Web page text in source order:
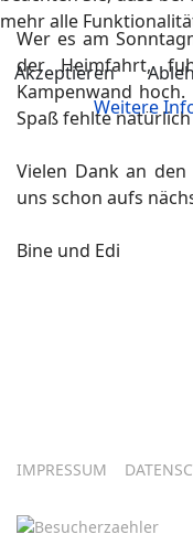
Wer es am
der Heimfahrt,
Kampenwand
Spaß fehlte
Vielen Dank an
uns schon aufs
Bine und Edi
IMPRESSUM
mehr alle
Akzeptieren
Weitere